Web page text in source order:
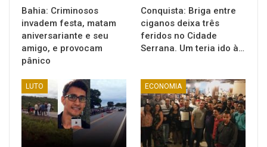
Bahia: Criminosos
invadem festa, matam
aniversariante e seu
amigo, e provocam
pânico
Conquista: Briga entre
ciganos deixa três
feridos no Cidade
Serrana. Um teria ido à…
LUTO ECONOMIA